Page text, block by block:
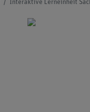
Interaktive Lerneinheit